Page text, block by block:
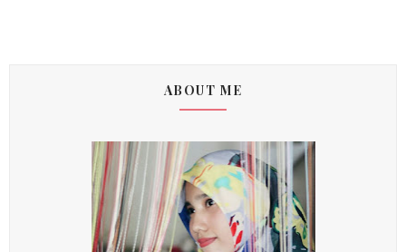
ABOUT ME